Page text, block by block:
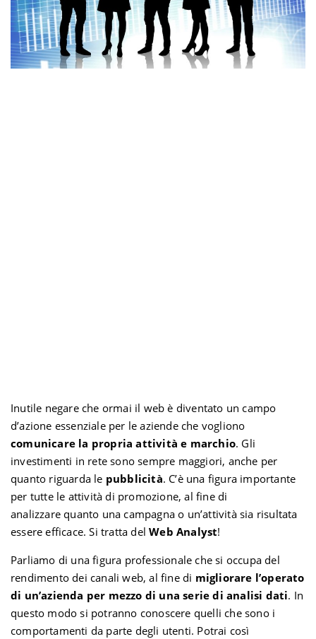
a
v
Inutile negare che ormai il web è diventato un campo
d’azione essenziale per le aziende che vogliono
comunicare la propria attività e marchio. Gli
investimenti in rete sono sempre maggiori, anche per
quanto riguarda le pubblicità. C’è una figura importante
per tutte le attività di promozione, al fine di
analizzare quanto una campagna o un’attività sia risultata
essere efficace. Si tratta delWeb Analyst!
Parliamo di una figura professionale che si occupa del
rendimento dei canali web, al fine di migliorare l’operato
di un’azienda per mezzo di una serie di analisi dati. In
questo modo si potranno conoscere quelli che sono i
comportamenti da parte degli utenti. Potrai così